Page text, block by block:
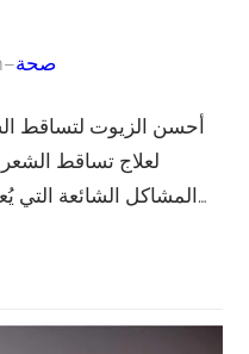
–صحة
أحسن الزيوت لتساقط
لعلاج تساقط
المشاكل الشائعة التي يُعاني منها الكثيرون، وقد أظهرت ا…